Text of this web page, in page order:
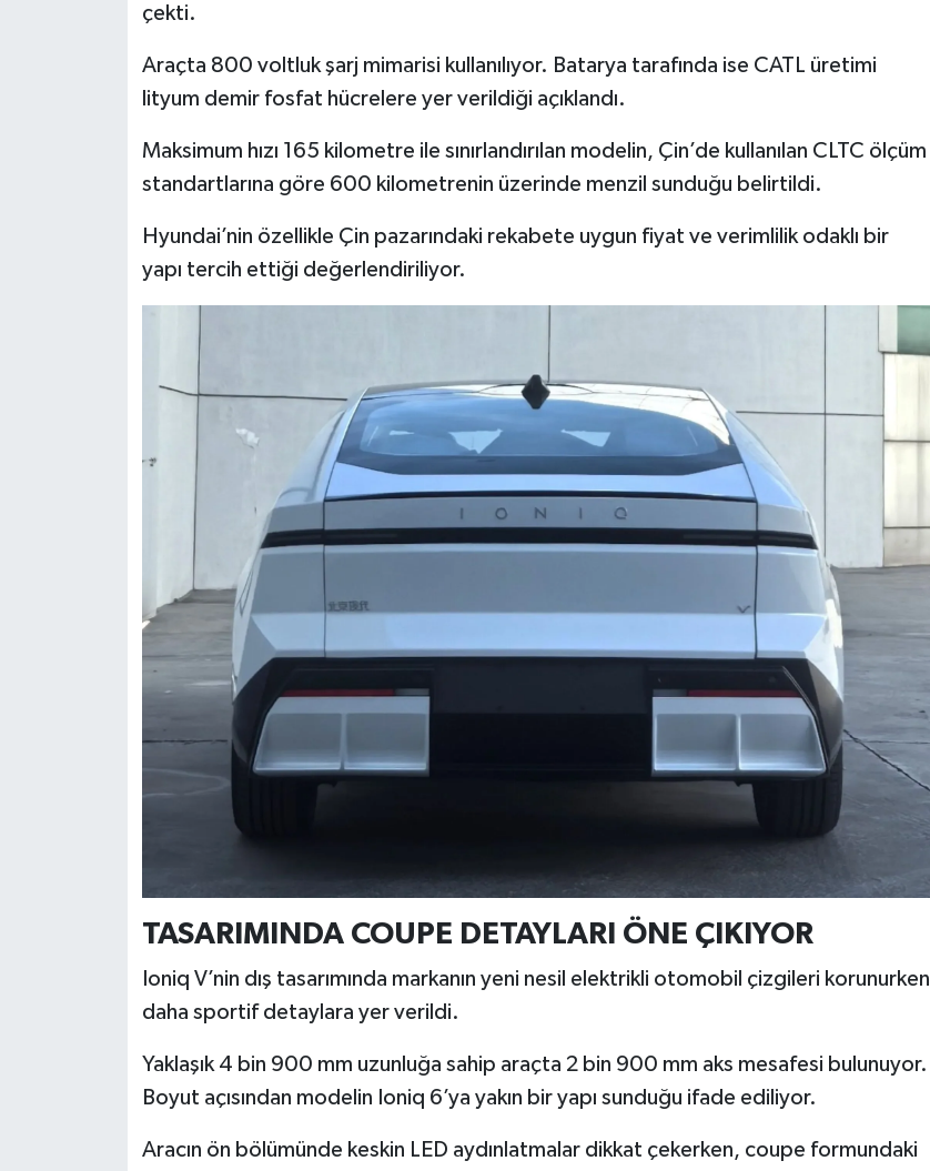
çekti.
Araçta 800 voltluk şarj mimarisi kullanılıyor. Batarya tarafında ise CATL üretimi
lityum demir fosfat hücrelere yer verildiği açıklandı.
Maksimum hızı 165 kilometre ile sınırlandırılan modelin, Çin’de kullanılan CLTC ölçüm
standartlarına göre 600 kilometrenin üzerinde menzil sunduğu belirtildi.
Hyundai’nin özellikle Çin pazarındaki rekabete uygun fiyat ve verimlilik odaklı bir
yapı tercih ettiği değerlendiriliyor.
TASARIMINDA COUPE DETAYLARI ÖNE ÇIKIYOR
Ioniq V’nin dış tasarımında markanın yeni nesil elektrikli otomobil çizgileri korunurken
daha sportif detaylara yer verildi.
Yaklaşık 4 bin 900 mm uzunluğa sahip araçta 2 bin 900 mm aks mesafesi bulunuyor.
Boyut açısından modelin Ioniq 6’ya yakın bir yapı sunduğu ifade ediliyor.
Aracın ön bölümünde keskin LED aydınlatmalar dikkat çekerken, coupe formundaki
Resmi İlan
Rüya Tabirleri
Video Galeri